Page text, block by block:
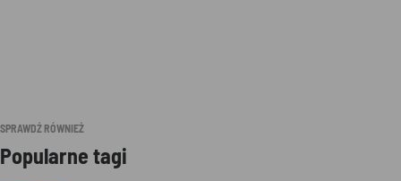
SPRAWDŹ RÓWNIEŻ
Popularne tagi